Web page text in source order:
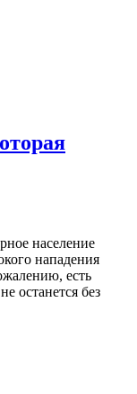
население
нападения
есть
останется без